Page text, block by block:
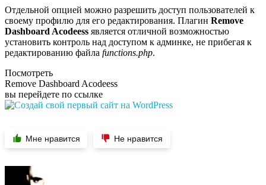
Отдельной опцией можно разрешить доступ пользователей к
своему профилю для его редактирования. Плагин Remove
Dashboard Acodeess является отличной возможностью
установить контроль над доступом к админке, не прибегая к
редактированию файла functions.php.
Посмотреть
Remove Dashboard Acodeess
вы перейдете по ссылке
Мне нравится Не нравится